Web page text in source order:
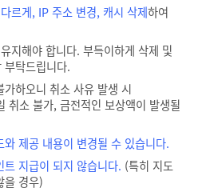
르게, IP 주소 변경, 캐시 삭제하여
지해야 합니다. 부득이하게 삭제 및
탁드립니다.
하오니 취소 사유 발생 시
취소 불가, 금전적인 보상액이 발생될
제공 내용이 변경될 수 있습니다.
지급이 되지 않습니다. (특히 지도
을 경우)